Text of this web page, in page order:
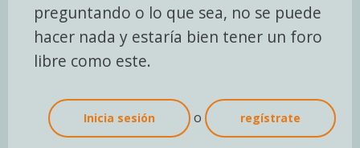
preguntando o lo que sea, no se puede
hacer nada y estaría bien tener un foro
libre como este.
Inicia sesión o regístrate